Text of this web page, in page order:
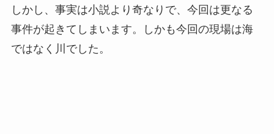
しかし、事実は小説より奇なりで、今回は更なる
事件が起きてしまいます。しかも今回の現場は海
ではなく川でした。